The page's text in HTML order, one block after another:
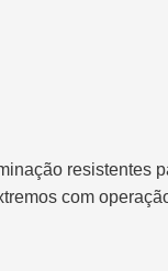
resistentes
com